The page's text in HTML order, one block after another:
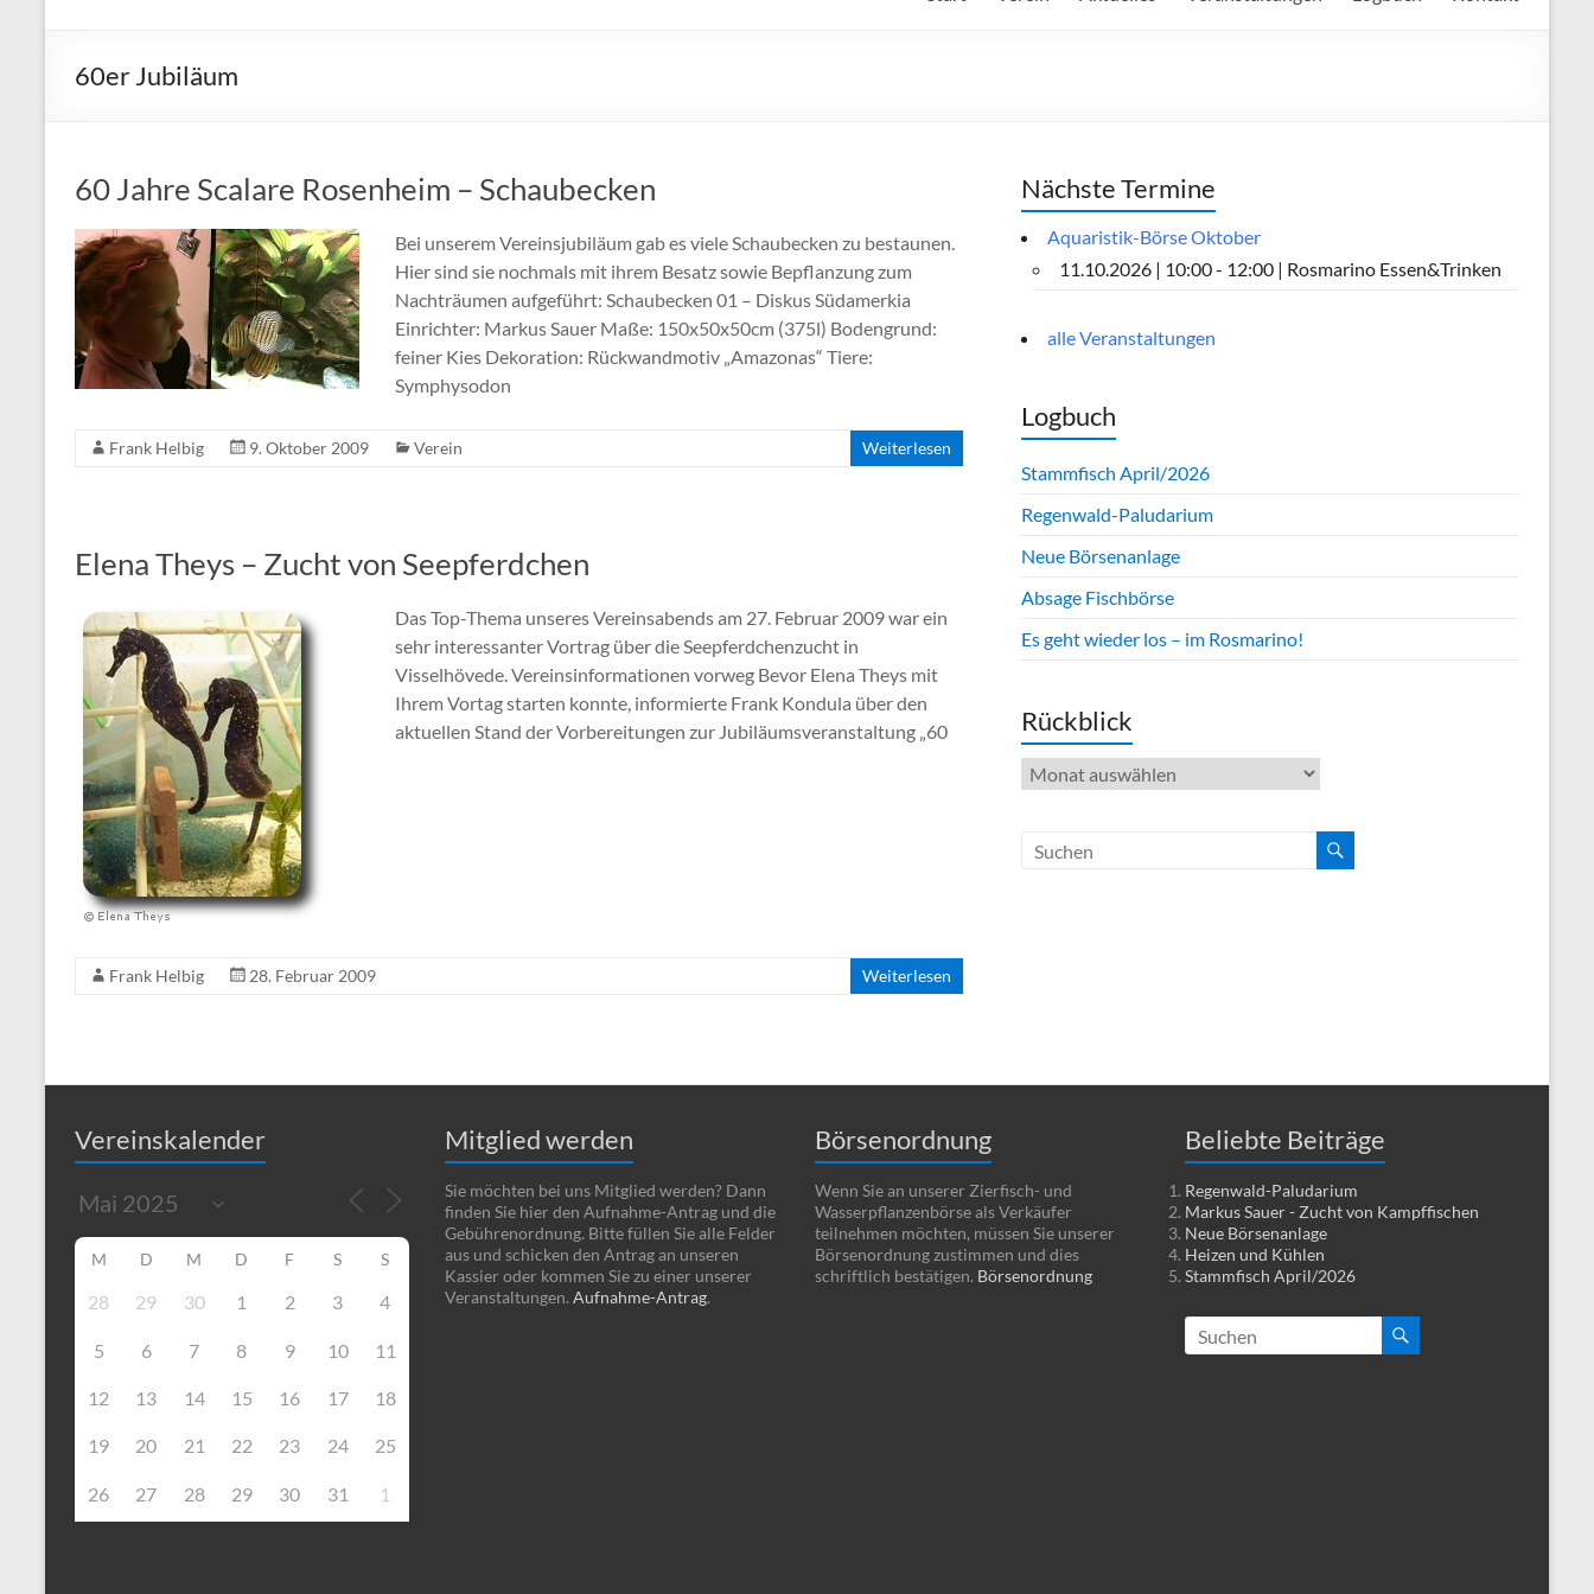
Aquarien-
Rosenheim
60er Jubiläum
60 Jahre Scalare Rosenheim – Schaubecken
Bei unserem Vereinsjubiläum gab es viele Schaubecken zu bestaunen.
Hier sind sie nochmals mit ihrem Besatz sowie Bepflanzung zum
Nachträumen aufgeführt: Schaubecken 01 – Diskus Südamerkia
Einrichter: Markus Sauer Maße: 150x50x50cm (375l) Bodengrund:
feiner Kies Dekoration: Rückwandmotiv „Amazonas“ Tiere:
Symphysodon
Frank Helbig 9. Oktober 2009 Verein Weiterlesen
Elena Theys – Zucht von Seepferdchen
Das Top-Thema unseres Vereinsabends am 27. Februar 2009 war ein
sehr interessanter Vortrag über die Seepferdchenzucht in
Visselhövede. Vereinsinformationen vorweg Bevor Elena Theys mit
Ihrem Vortag starten konnte, informierte Frank Kondula über den
aktuellen Stand der Vorbereitungen zur Jubiläumsveranstaltung „60
Frank Helbig 28. Februar 2009 Weiterlesen
Nächste Termine
Aquaristik-Börse Oktober
11.10.2026 | 10:00 - 12:00 | Rosmarino Essen&Trinken
alle Veranstaltungen
Logbuch
Stammfisch April/2026
Regenwald-Paludarium
Neue Börsenanlage
Absage Fischbörse
Es geht wieder los – im Rosmarino!
Rückblick
Rückblick
Vereinskalender
M D M D F S S
28 29 30 1 2 3 4
5 6 7 8 9 10 11
12 13 14 15 16 17 18
19 20 21 22 23 24 25
26 27 28 29 30 31 1
Mitglied werden
Sie möchten bei uns Mitglied werden? Dann
finden Sie hier den Aufnahme-Antrag und die
Gebührenordnung. Bitte füllen Sie alle Felder
aus und schicken den Antrag an unseren
Kassier oder kommen Sie zu einer unserer
Veranstaltungen. Aufnahme-Antrag.
Börsenordnung
Wenn Sie an unserer Zierfisch- und
Wasserpflanzenbörse als Verkäufer
teilnehmen möchten, müssen Sie unserer
Börsenordnung zustimmen und dies
schriftlich bestätigen. Börsenordnung
Beliebte Beiträge
Regenwald-Paludarium
Markus Sauer - Zucht von Kampffischen
Neue Börsenanlage
Heizen und Kühlen
Stammfisch April/2026